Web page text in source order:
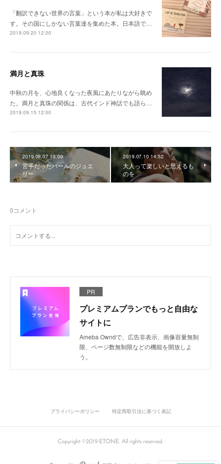
「翻訳できない世界の言葉」という本が私は大好きで
す。その国にしかない言葉達を集めた本。日本語で…
2019.09.20 12:00
満月と真珠
中秋の月を、心地良くなった夜風にあたりながら眺め
た。満月と真珠の関係は、古代インド神話でも語ら…
2019.09.15 12:00
2019.08.07 13:00
苦手だったパールのジュエ
リー
2019.07.10 14:52
大人って楽しいと思えるも
のを
0コメント
PR
プレミアムプランでもっと自由な
サイトに
Ameba Owndで、広告非表示、画像容量無制
限、ページ数無制限などの機能を開放しよ
う。
プライバシーポリシー 特定商取引法に基づく表記
Copyright ©2019 ETONE. All rights reserved.